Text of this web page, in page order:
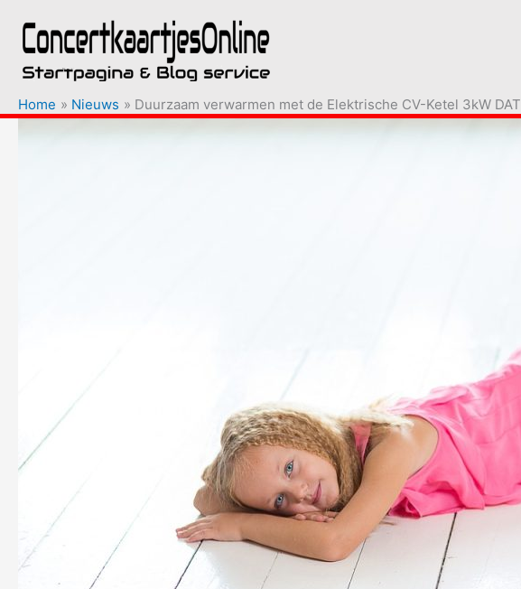
naar
inhoud
Home Nieuws Duurzaam verwarmen met de Elektrische CV-Ketel 3kW DAT